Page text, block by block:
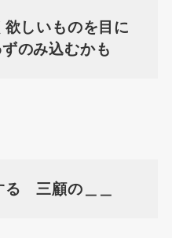
しいものを目に
のみ込むかも
る 三顧の＿＿